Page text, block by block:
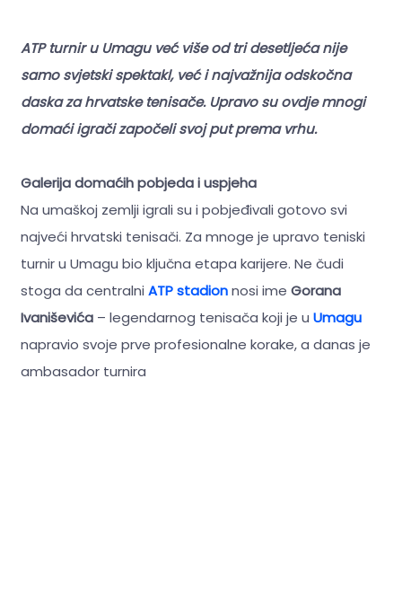
ATP turnir u Umagu već više od tri desetljeća nije
samo svjetski spektakl, već i najvažnija odskočna
daska za hrvatske tenisače. Upravo su ovdje mnogi
domaći igrači započeli svoj put prema vrhu.
Galerija domaćih pobjeda i uspjeha
Na umaškoj zemlji igrali su i pobjeđivali gotovo svi
najveći hrvatski tenisači. Za mnoge je upravo teniski
turnir u Umagu bio ključna etapa karijere. Ne čudi
stoga da centralni ATP stadionnosi ime Gorana
Ivaniševića– legendarnog tenisača koji je u Umagu
napravio svoje prve profesionalne korake, a danas je
ambasador turnira